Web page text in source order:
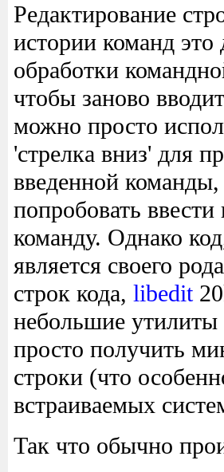
Редактирование
истории команд это
обработки
чтобы заново
можно просто
'стрелка вниз' для
введенной
попробовать
команду. Однако
является своего
строк кода, libedit
небольшие
просто получить
строки (что
встраиваемых
Так что обычно